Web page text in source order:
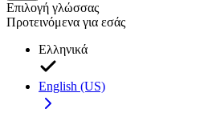
Επιλογή γλώσσας
Προτεινόμενα για εσάς
Ελληνικά
English (US)